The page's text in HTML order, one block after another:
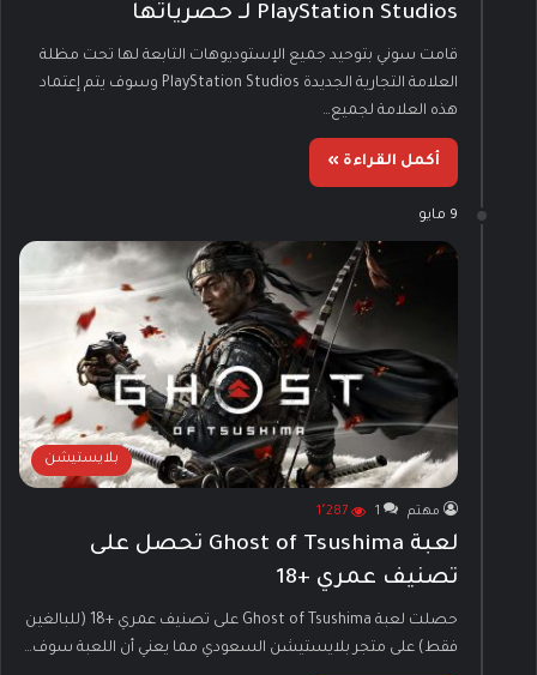
PlayStation Studios لـ حصرياتها
قامت سوني بتوحيد جميع الإستوديوهات التابعة لها تحت مظلة
العلامة التجارية الجديدة PlayStation Studios وسوف يتم إعتماد
هذه العلامة لجميع…
أكمل القراءة »
9 مايو
بلايستيشن
مهتم 1 1٬287
لعبة Ghost of Tsushima تحصل على
تصنيف عمري +18
حصلت لعبة Ghost of Tsushima على تصنيف عمري +18 (للبالغين
فقط) على متجر بلايستيشن السعودي مما يعني أن اللعبة سوف…